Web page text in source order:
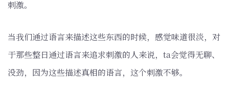
刺激。
当我们通过语言来描述这些东西的时候，感觉味道很淡，对
于那些整日通过语言来追求刺激的人来说，ta会觉得无聊、
没劲，因为这些描述真相的语言，这个刺激不够。